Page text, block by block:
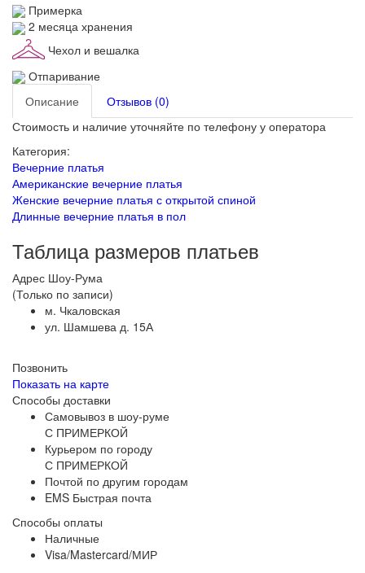
Примерка
2 месяца хранения
Чехол и вешалка
Отпаривание
Описание
Отзывов (0)
Стоимость и наличие уточняйте по телефону у оператора
Категория:
Вечерние платья
Американские вечерние платья
Женские вечерние платья с открытой спиной
Длинные вечерние платья в пол
Таблица размеров платьев
Адрес Шоу-Рума
(Только по записи)
м. Чкаловская
ул. Шамшева д. 15А
Позвонить
Показать на карте
Способы доставки
Самовывоз в шоу-руме
С ПРИМЕРКОЙ
Курьером по городу
С ПРИМЕРКОЙ
Почтой по другим городам
EMS Быстрая почта
Способы оплаты
Наличные
Visa/Mastercard/МИР